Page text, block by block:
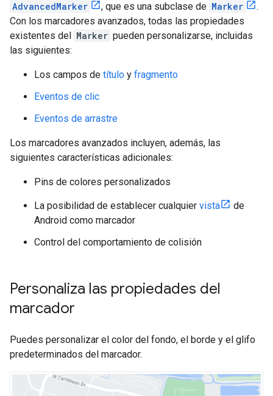
AdvancedMarker
, que es una subclase de Marker
.
Con los marcadores avanzados, todas las propiedades
existentes del Marker pueden personalizarse, incluidas
las siguientes:
Los campos de título y fragmento
Eventos de clic
Eventos de arrastre
Los marcadores avanzados incluyen, además, las
siguientes características adicionales:
Pins de colores personalizados
La posibilidad de establecer cualquier vista
de
Android como marcador
Control del comportamiento de colisión
Personaliza las propiedades del
marcador
Puedes personalizar el color del fondo, el borde y el glifo
predeterminados del marcador.